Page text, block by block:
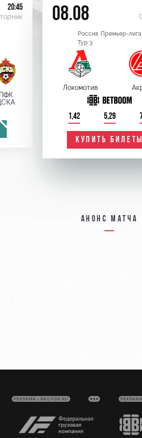
20:45 08.08
Россия. Премьер-лига
Тур 3
Локомотив
1,42 5,29
КУПИТЬ БИЛЕТЫ
Анонс матча
РЕКЛАМА • RAILFGK.RU РЕКЛАМА